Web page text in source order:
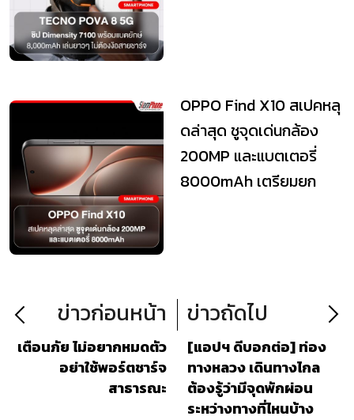
OPPO Find X10 สเปคหลุ
ดล่าสุด ชูจุดเด่นกล้อง
200MP และแบตเตอรี่
8000mAh เตรียมยก
ข่าวก่อนหน้า
เตือนภัย ไม่อยากหมดตัว
อย่าใช้พอร์ตชาร์จ
สาธารณะ
ข่าวถัดไป
[แอปฯ ดีบอกต่อ] ท่อง
ทางหลวง เดินทางไกล
ต้องรู้ว่ามีจุดพักผ่อน
ระหว่างทางที่ไหนบ้าง